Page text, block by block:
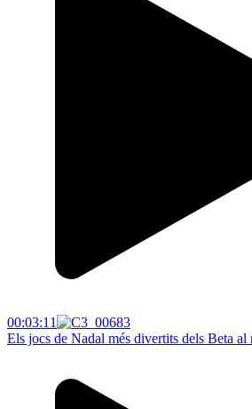
00:03:11
Els jocs de Nadal més divertits dels Beta al